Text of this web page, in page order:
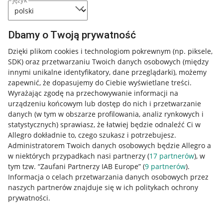
Dbamy o Twoją prywatność
Dzięki plikom cookies i technologiom pokrewnym (np. piksele,
SDK) oraz przetwarzaniu Twoich danych osobowych (między
innymi unikalne identyfikatory, dane przeglądarki), możemy
zapewnić, że dopasujemy do Ciebie wyświetlane treści.
Wyrażając zgodę na przechowywanie informacji na
urządzeniu końcowym lub dostęp do nich i przetwarzanie
danych (w tym w obszarze profilowania, analiz rynkowych i
statystycznych) sprawiasz, że łatwiej będzie odnaleźć Ci w
Allegro dokładnie to, czego szukasz i potrzebujesz.
Administratorem Twoich danych osobowych będzie Allegro a
w niektórych przypadkach nasi partnerzy (17 partnerów), w
tym tzw. “Zaufani Partnerzy IAB Europe” (9 partnerów).
Informacja o celach przetwarzania danych osobowych przez
naszych partnerów znajduje się w ich politykach ochrony
prywatności.
Przydatne informacje
Jak to działa